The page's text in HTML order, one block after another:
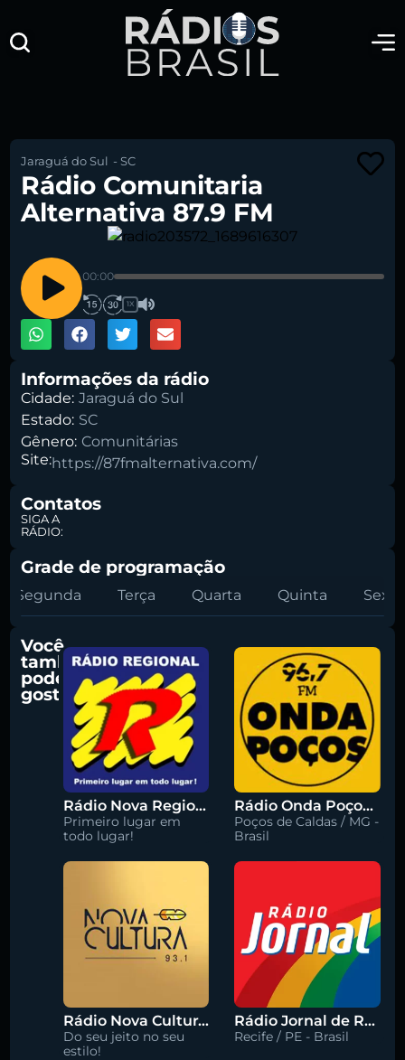
Jaraguá do Sul -SC
Rádio Comunitaria
Alternativa 87.9 FM
00:00
1X
Informações da rádio
Cidade: Jaraguá do Sul
Estado: SC
Gênero: Comunitárias
Site:https://87fmalternativa.com/
Contatos
SIGA A
RÁDIO:
Grade de programação
Segunda Terça Quarta Quinta Sexta
Você
também
pode
gostar
Rádio Nova Regional 91.5 FM
Primeiro lugar em
todo lugar!
Rádio Onda Poços 96.7 FM
Poços de Caldas / MG -
Brasil
Rádio Nova Cultura 93.1 FM
Do seu jeito no seu
estilo!
Rádio Jornal de Recife 90.3 FM
Recife / PE - Brasil